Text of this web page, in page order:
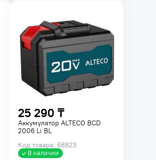
25 290 ₸
Аккумулятор ALTECO BCD
2006 Li BL
Код товара: 68823
В наличии